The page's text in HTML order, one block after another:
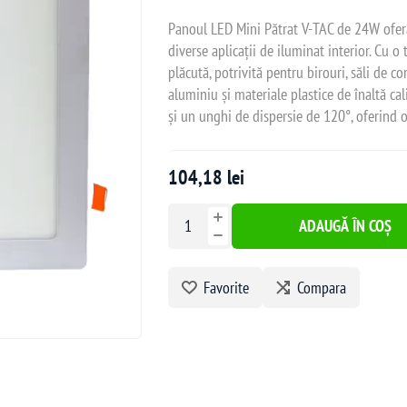
Panoul LED Mini Pătrat V-TAC de 24W
diverse aplicații de iluminat interior. Cu o
plăcută, potrivită pentru birouri, săli de
aluminiu și materiale plastice de înaltă
și un unghi de dispersie de 120°, oferind
104,18 lei
ADAUGĂ ÎN COȘ
Favorite Compara